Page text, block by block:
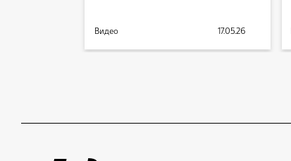
Видео 17.05.26